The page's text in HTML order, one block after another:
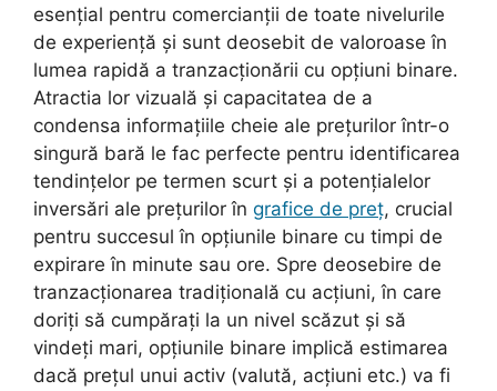
esențial pentru comercianții de toate nivelurile
de experiență și sunt deosebit de valoroase în
lumea rapidă a tranzacționării cu opțiuni binare.
Atractia lor vizuală și capacitatea de a
condensa informațiile cheie ale prețurilor într-o
singură bară le fac perfecte pentru identificarea
tendințelor pe termen scurt și a potențialelor
inversări ale prețurilor în grafice de preț, crucial
pentru succesul în opțiunile binare cu timpi de
expirare în minute sau ore. Spre deosebire de
tranzacționarea tradițională cu acțiuni, în care
doriți să cumpărați la un nivel scăzut și să
vindeți mari, opțiunile binare implică estimarea
dacă prețul unui activ (valută, acțiuni etc.) va fi